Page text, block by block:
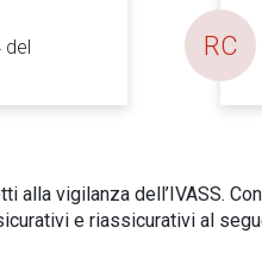
del
RC
alla vigilanza dell’IVASS.
e riassicurativi al